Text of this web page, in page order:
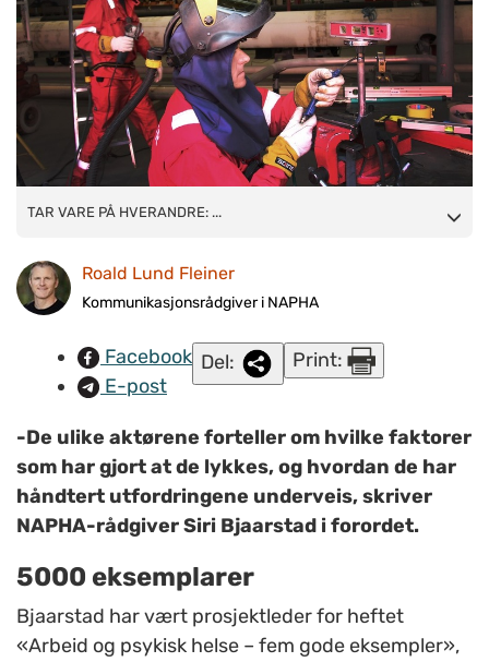
TAR VARE PÅ HVERANDRE: Kværner Piping Technology i
hvordan de ansatte skal ta bedre vare på hverandre. FOTO: Siri
Bjaarstad/NAPHA.
TAR VARE PÅ HVERANDRE: ...
Roald Lund Fleiner
Kommunikasjonsrådgiver i NAPHA
Facebook
E-post
Del: Print:
-De ulike aktørene forteller om hvilke faktorer
som har gjort at de lykkes, og hvordan de har
håndtert utfordringene underveis, skriver
NAPHA-rådgiver Siri Bjaarstad i forordet.
5000 eksemplarer
Bjaarstad har vært prosjektleder for heftet
«Arbeid og psykisk helse – fem gode eksempler»,